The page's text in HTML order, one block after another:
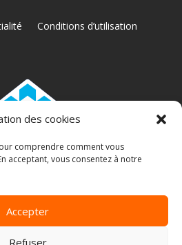
des cookies
comprendre comment vous
acceptant, vous consentez à notre
Accepter
Refuser
Conditions d’utilisation
5772-6317-01
Renaud | Conception web par
Solutions